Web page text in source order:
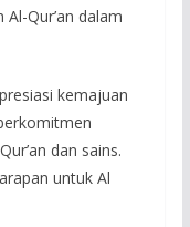
Qur’an dalam
kemajuan
dan sains.
untuk Al